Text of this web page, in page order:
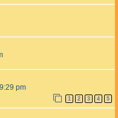
pm
1 2 3 4 5